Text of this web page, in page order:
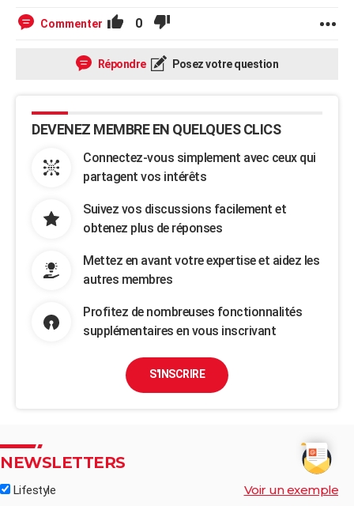
Commenter 0
Répondre Posez votre question
DEVENEZ MEMBRE EN QUELQUES CLICS
Connectez-vous simplement avec ceux qui
partagent vos intérêts
Suivez vos discussions facilement et
obtenez plus de réponses
Mettez en avant votre expertise et aidez les
autres membres
Profitez de nombreuses fonctionnalités
supplémentaires en vous inscrivant
S'INSCRIRE
NEWSLETTERS
Lifestyle Voir un exemple